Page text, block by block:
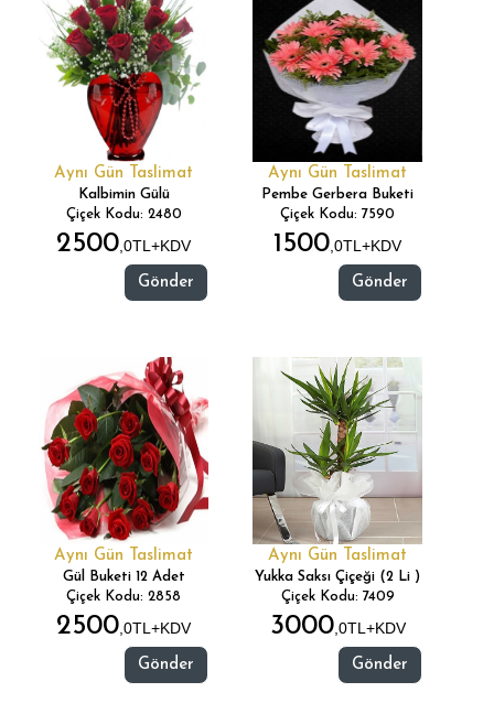
Aynı Gün Taslimat
Kalbimin Gülü
Çiçek Kodu: 2480
2500,0TL+KDV
Gönder
Aynı Gün Taslimat
Pembe Gerbera Buketi
Çiçek Kodu: 7590
1500,0TL+KDV
Gönder
Aynı Gün Taslimat
Gül Buketi 12 Adet
Çiçek Kodu: 2858
2500,0TL+KDV
Gönder
Aynı Gün Taslimat
Yukka Saksı Çiçeği (2 Li )
Çiçek Kodu: 7409
3000,0TL+KDV
Gönder